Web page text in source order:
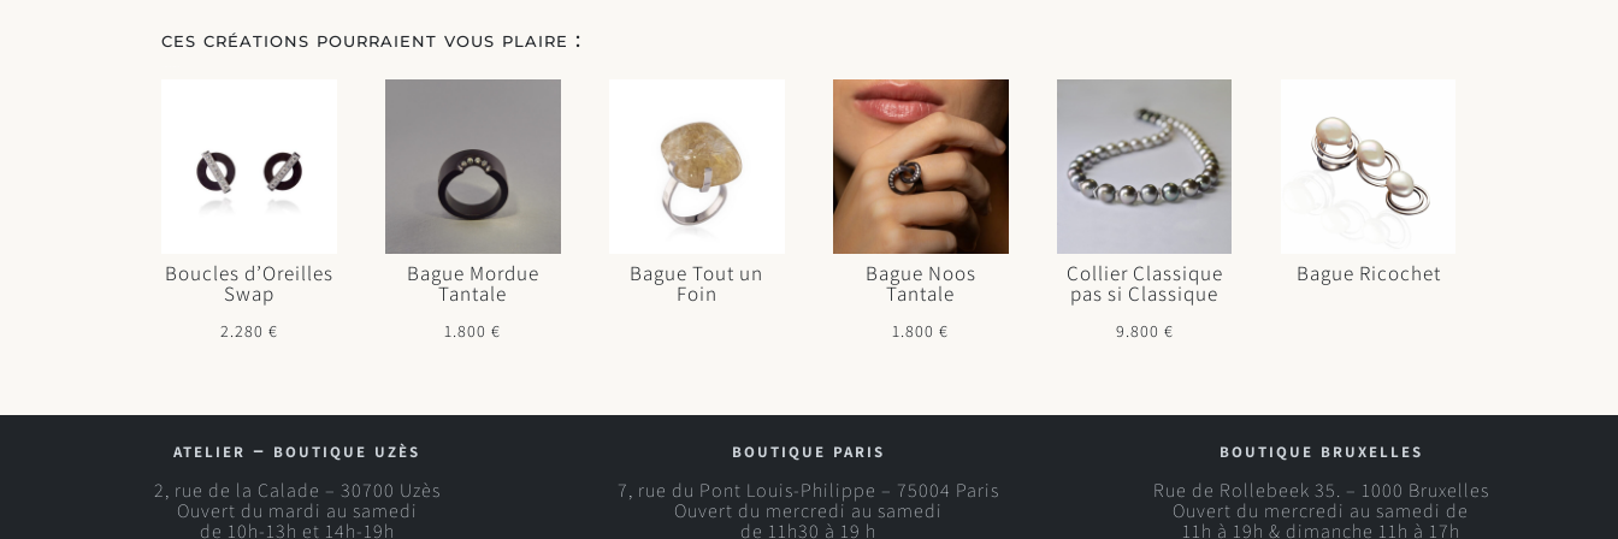
ces créations pourraient vous plaire :
Boucles d’Oreilles
Swap
2.280 €
Bague Mordue
Tantale
1.800€
Bague Tout un
Foin
Bague Noos
Tantale
1.800€
Collier Classique
pas si Classique
9.800 €
Bague Ricochet
atelier – boutique uzès
2, rue de la Calade – 30700 Uzès
Ouvert du mardi au samedi
de 10h-13h et 14h-19h
boutique paris
7, rue du Pont Louis-Philippe – 75004 Paris
Ouvert du mercredi au samedi
de 11h30 à 19 h
boutique bruxelles
Rue de Rollebeek 35. – 1000 Bruxelles
Ouvert du mercredi au samedi de
11h à 19h & dimanche 11h à 17h